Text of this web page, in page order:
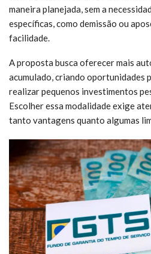
maneira planejada, sem a
específicas, como demissão ou
facilidade.
A proposta busca oferecer mais
acumulado, criando oportunidades
realizar pequenos investimentos
Escolher essa modalidade exige
tanto vantagens quanto algumas